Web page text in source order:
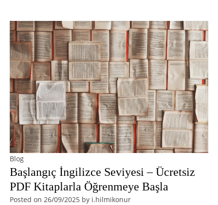
Blog
Başlangıç İngilizce Seviyesi – Ücretsiz
PDF Kitaplarla Öğrenmeye Başla
Posted on 26/09/2025 by i.hilmikonur